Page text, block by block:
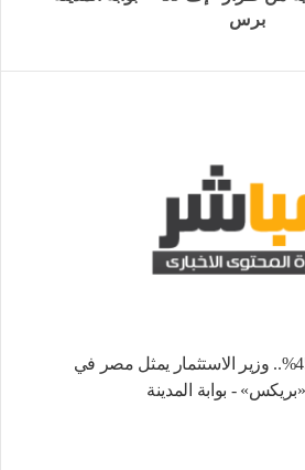
برس
بعد قفزة الصادرات بـ 45%.. وزير الاستثمار يمثل مصر في
- بوابة المدينة